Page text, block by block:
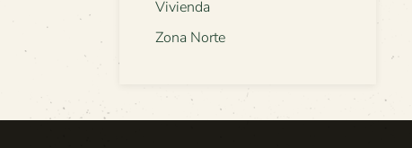
Vivienda
Zona Norte